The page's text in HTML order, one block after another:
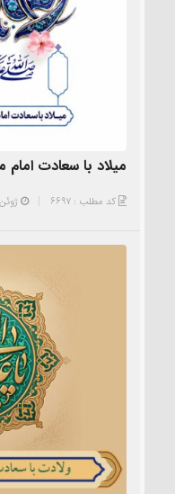
میلاد با سعادت
کد مطلب : 6697 ژوئن 6, 2026 - 7:55 ق.ظ